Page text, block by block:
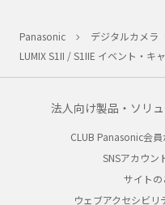
Panasonic デジタルカメラ
LUMIX S1II / S1IIE イベント・キ
法人向け製品・ソリ
CLUB Panasonic会
SNSアカウン
サイトの
ウェブアクセシビリ